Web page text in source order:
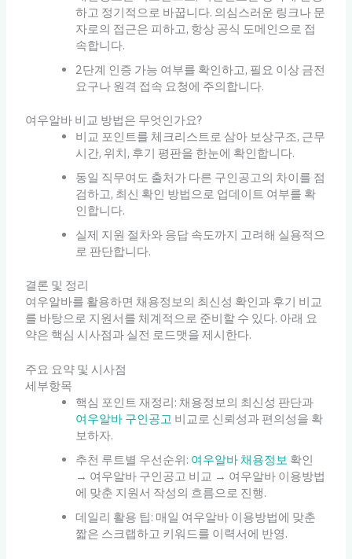
하고 정기적으로 바꿉니다. 의심스러운 링크나 문
자로의 접근은 피하고, 항상 공식 도메인으로 접
속합니다.
2단계 인증 가능 여부를 확인하고, 필요 이상 금전
요구나 원격 접속 요청에 주의합니다.
여우알바 비교 방법은 무엇인가요?
비교 포인트를 체크리스트로 삼아 보상구조, 근무
시간, 위치, 후기 평판을 한눈에 확인합니다.
동일 직무여도 출처가 다른 구인공고의 차이를 점
검하고, 최신 확인 방법으로 업데이트 여부를 확
인합니다.
실제 지원 절차와 응답 속도까지 고려해 실용적으
로 판단합니다.
결론 및 정리
여우알바를 활용하면 채용정보의 최신성 확인과 후기 비교
를 바탕으로 지원서를 체계적으로 준비할 수 있다. 아래 요
약은 핵심 시사점과 실전 로드맷을 제시한다.
주요 요약 및 시사점
세부항목
핵심 포인트 재정리: 채용정보의 최신성 판단과
여우알바 구인공고 비교로 신뢰성과 편의성을 확
보하자.
추천 루트별 우선순위: 여우알바 채용정보 확인
→ 여우알바 구인공고 비교 → 여우알바 이용방법
에 맞춘 지원서 작성의 흐름으로 진행.
데일리 활용 팁: 매일 여우알바 이용방법에 맞춘
짧은 스크랩하고 키워드를 이력서에 반영.